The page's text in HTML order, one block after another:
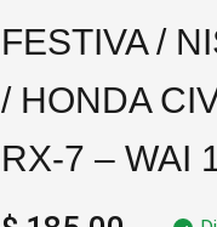
FESTIVA /
/ HONDA
RX-7 – WAI